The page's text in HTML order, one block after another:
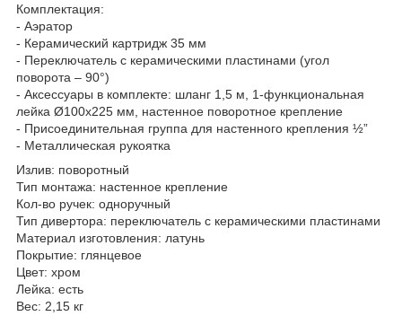
Комплектация:
- Аэратор
- Керамический картридж 35 мм
- Переключатель с керамическими пластинами (угол
поворота – 90°)
- Аксессуары в комплекте: шланг 1,5 м, 1-функциональная
лейка Ø100х225 мм, настенное поворотное крепление
- Присоединительная группа для настенного крепления ½”
- Металлическая рукоятка
Излив: поворотный
Тип монтажа: настенное крепление
Кол-во ручек: одноручный
Тип дивертора: переключатель с керамическими пластинами
Материал изготовления: латунь
Покрытие: глянцевое
Цвет: хром
Лейка: есть
Вес: 2,15 кг